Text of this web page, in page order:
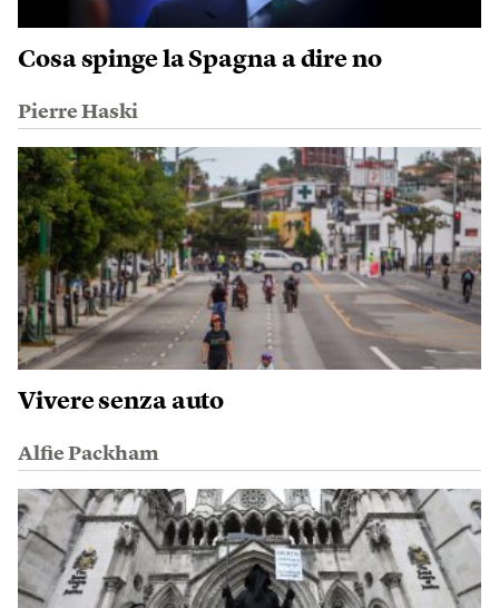
Cosa spinge la Spagna a dire no
Pierre Haski
Vivere senza auto
Alfie Packham